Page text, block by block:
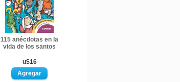
115 anécdotas en la
vida de los santos
u$16